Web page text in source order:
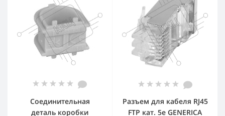
Соединительная
деталь коробки
Разъем для кабеля RJ45
FTP кат. 5e GENERICA